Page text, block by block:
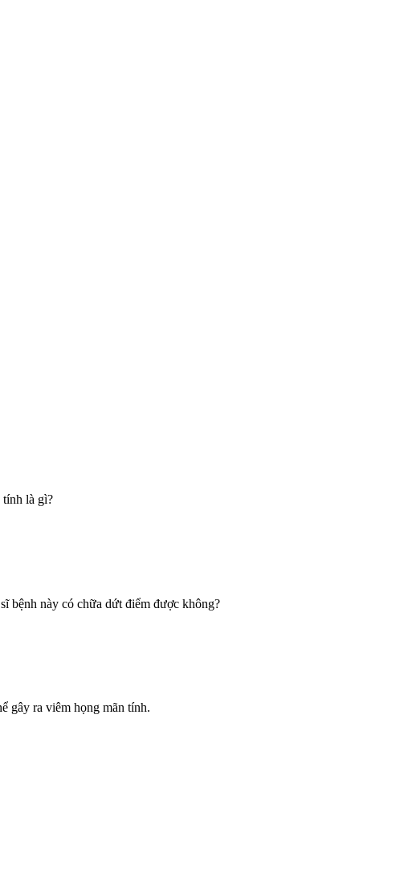
tính là gì?
bệnh này có chữa dứt điểm được không?
gây ra viêm họng mãn tính.